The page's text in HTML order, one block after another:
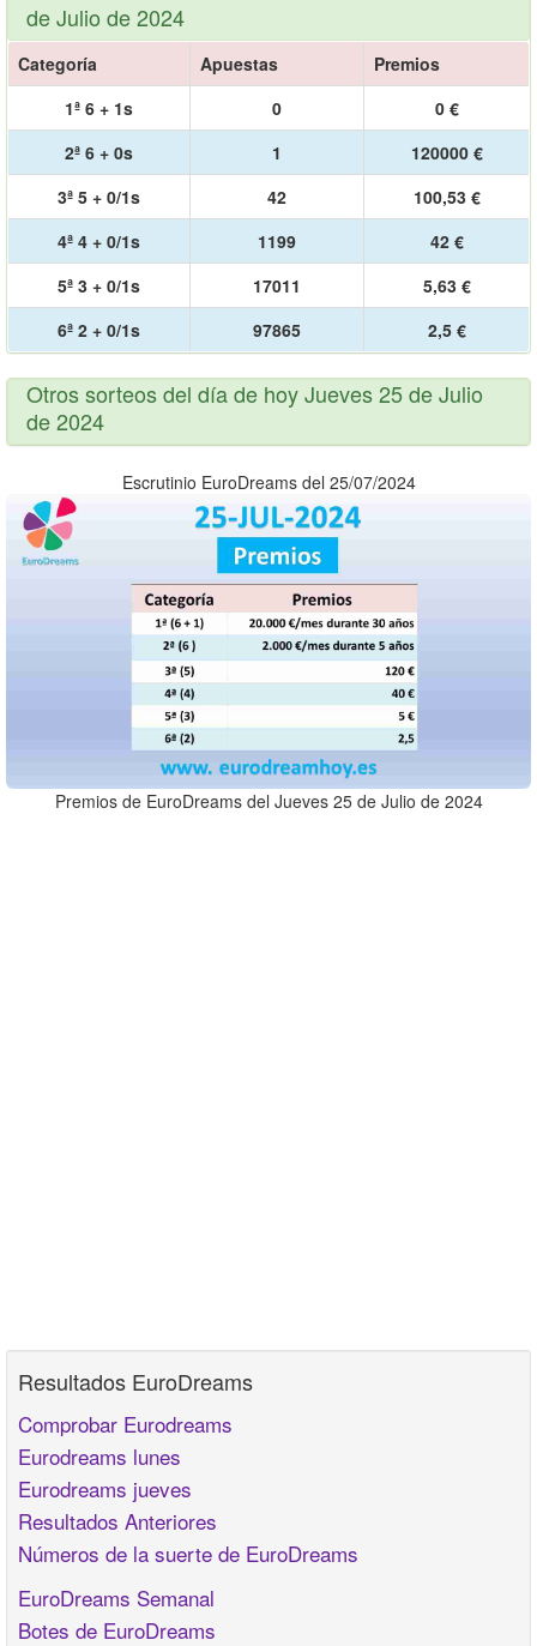
de Julio de 2024
Categoría Apuestas
Premios
1ª 6 + 1s
0
0 €
2ª 6 + 0s
1
120000 €
3ª 5 + 0/1s
42
100,53 €
4ª 4 + 0/1s
1199
42 €
5ª 3 + 0/1s
17011
5,63 €
6ª 2 + 0/1s
97865 2,5 €
Otros sorteos del día de hoy Jueves 25 de Julio
de 2024
Escrutinio EuroDreams del 25/07/2024
Premios de EuroDreams del Jueves 25 de Julio de 2024
Resultados EuroDreams
Comprobar Eurodreams
Eurodreams lunes
Eurodreams jueves
Resultados Anteriores
Números de la suerte de EuroDreams
EuroDreams Semanal
Botes de EuroDreams